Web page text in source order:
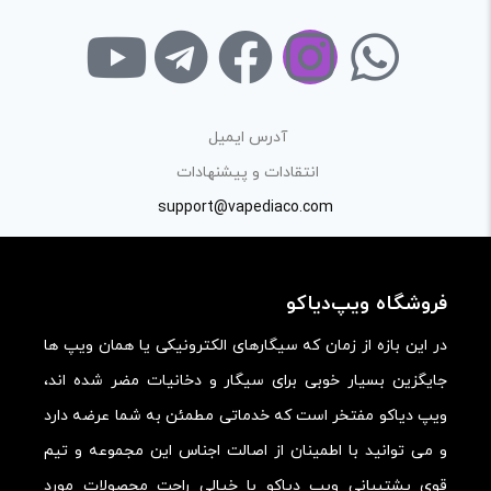
با توجه به ساختار بخش نظرات، از پرسیدن سوال یا درخواست
راهنمایی در این بخش خودداری کرده و سوالات خود را در بخش
آدرس ایمیل
انتقادات و پیشنهادات
support@vapediaco.com
فروشگاه ویپ‌دیاکو
در این بازه از زمان که سیگارهای الکترونیکی یا همان ویپ ها
جایگزین بسیار خوبی برای سیگار و دخانیات مضر شده اند،
ویپ دیاکو مفتخر است که خدماتی مطمئن به شما عرضه دارد
و می توانید با اطمینان از اصالت اجناس این مجموعه و تیم
قوی پشتیبانی ویپ دیاکو با خیالی راحت محصولات مورد